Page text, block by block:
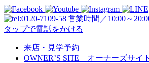
営業時間／10:00～
タップで電話をかける
来店・見学予約
OWNER’S SITE オーナーズサイト